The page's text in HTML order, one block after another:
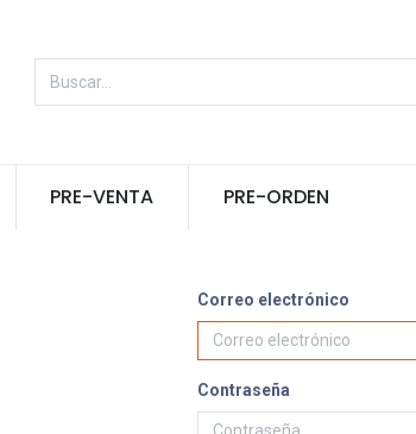
PRE-VENTA PRE-ORDEN
Correo electrónico
Contraseña